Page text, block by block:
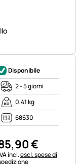
Disponibile
2 - 5 giorni
0,41 kg
68630
,90€
fiscali:
incl.escl. spese di